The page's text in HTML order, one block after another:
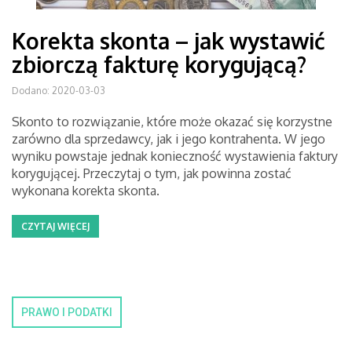
Korekta skonta – jak wystawić
zbiorczą fakturę korygującą?
Dodano: 2020-03-03
Skonto to rozwiązanie, które może okazać się korzystne
zarówno dla sprzedawcy, jak i jego kontrahenta. W jego
wyniku powstaje jednak konieczność wystawienia faktury
korygującej. Przeczytaj o tym, jak powinna zostać
wykonana korekta skonta.
CZYTAJ WIĘCEJ
PRAWO I PODATKI